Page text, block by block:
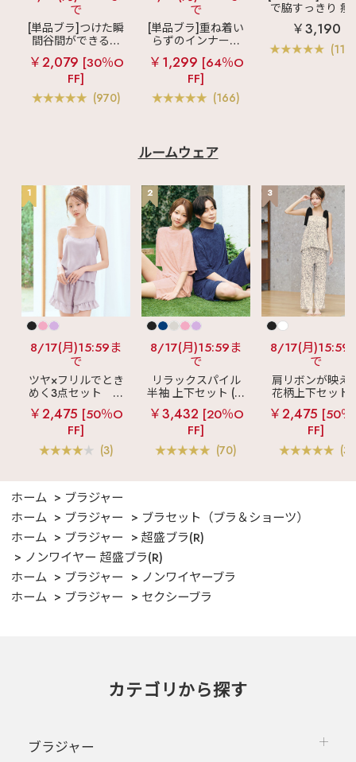
で
[単品ブラ]つけた瞬
間谷間ができるシ
ームレスブラ
超
盛ブラ(R) シームレ
ス 単品ブラジャー
￥2,079 [30％O
FF]
(970)
で
[単品ブラ]重ね着い
らずのインナーブ
ラ
リッチバスト
ブラトップ (ワイヤ
ー入り)
￥1,299 [64％O
FF]
(166)
で脇すっきり 痩
見えブラ
カシ
クールレース脇
ブラ(R) 単品ブラ
ャー
￥3,190
ルームウェア
1
8/17(月)15:59ま
で
ツヤ×フリルでとき
めく3点セット
シ
ルキー ショートパ
ンツ 3点セット
￥2,475 [50％O
FF]
(3)
2
8/17(月)15:59ま
で
リラックスパイル
半袖 上下セット (男
女兼用サイズ)
￥3,432 [20％O
FF]
(70)
3
8/17(月)15:59
で
肩リボンが映え
花柄上下セット
メニーフラワー
ングパンツ 上下
ット
￥2,475 [50
FF]
(3)
ホーム
ブラジャー
ホーム
ブラジャー
ブラセット（ブラ＆ショーツ）
ホーム
ブラジャー
超盛ブラ(R)
ノンワイヤー 超盛ブラ(R)
ホーム
ブラジャー
ノンワイヤーブラ
ホーム
ブラジャー セクシーブラ
カテゴリから探す
ブラジャー